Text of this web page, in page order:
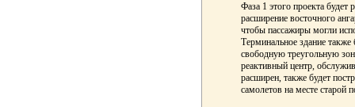
Фаза 1 этого проекта будет
расширение восточного
чтобы пассажиры могли
Терминальное здание также
свободную треугольную
реактивный центр,
расширен, также будет
самолетов на месте старой